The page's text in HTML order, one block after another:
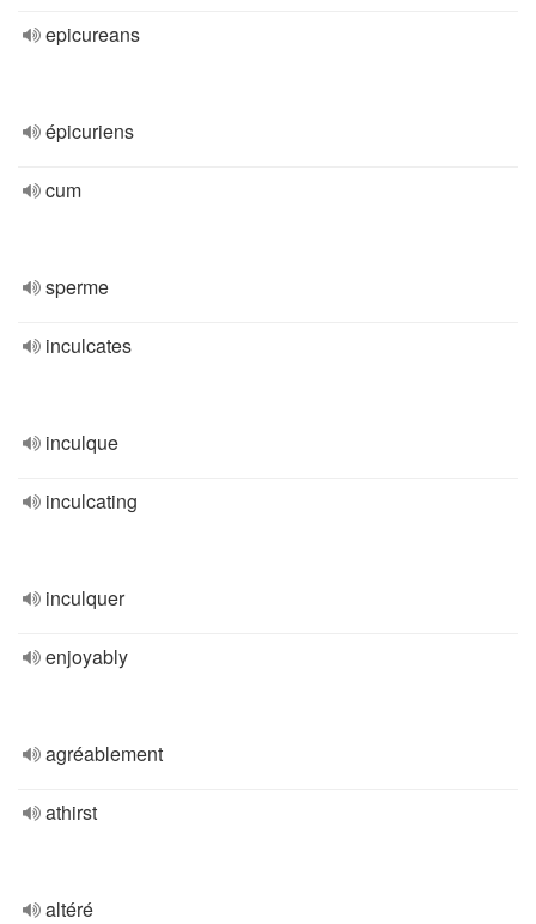
epicureans
épicuriens
cum
sperme
inculcates
inculque
inculcating
inculquer
enjoyably
agréablement
athirst
altéré